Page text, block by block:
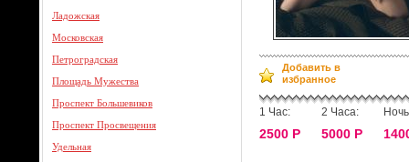
Ладожская
Московская
Петроградская
Площадь Мужества
Проспект Большевиков
Проспект Просвещения
Удельная
Добавить в
избранное
1 Час:
2500 Р
2 Часа:
5000 Р